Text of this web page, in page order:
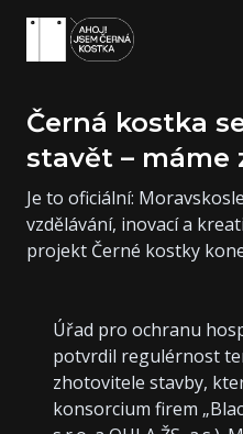
Černá kostka
stavět – máme
Je to oficiální:
vzdělávání, inovací a
projekt Černé kostky
Úřad pro ochranu
potvrdil regulérnost
zhotovitele stavby,
konsorcium firem